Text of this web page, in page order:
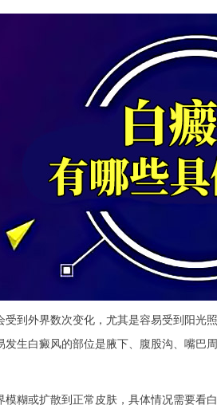
外界数次变化，尤其是容易受到阳光
发生白癜风的部位是腋下、腹股沟、嘴巴
或扩散到正常皮肤，具体情况需要看